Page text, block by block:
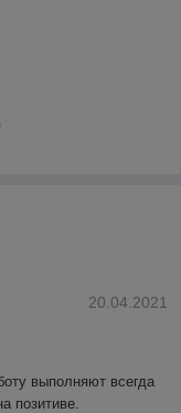
20.04.2021
выполняют всегда
позитиве.